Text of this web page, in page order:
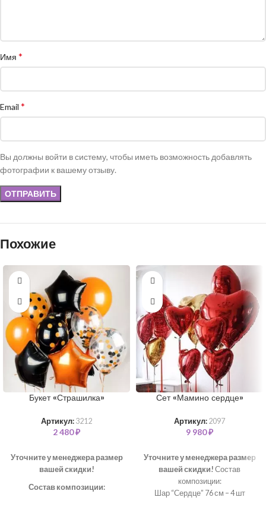
Имя *
Email *
Вы должны войти в систему, чтобы иметь возможность добавлять
фотографии к вашему отзыву.
Похожие
Букет «Страшилка»
Артикул: 3212
2 480₽
Уточните у менеджера размер
вашей скидки!
Состав композиции:
Сет «Мамино сердце»
Артикул: 2097
9 980₽
Уточните у менеджера размер
вашей скидки! Состав
композиции:
Шар “Сердце” 76 см – 4 шт